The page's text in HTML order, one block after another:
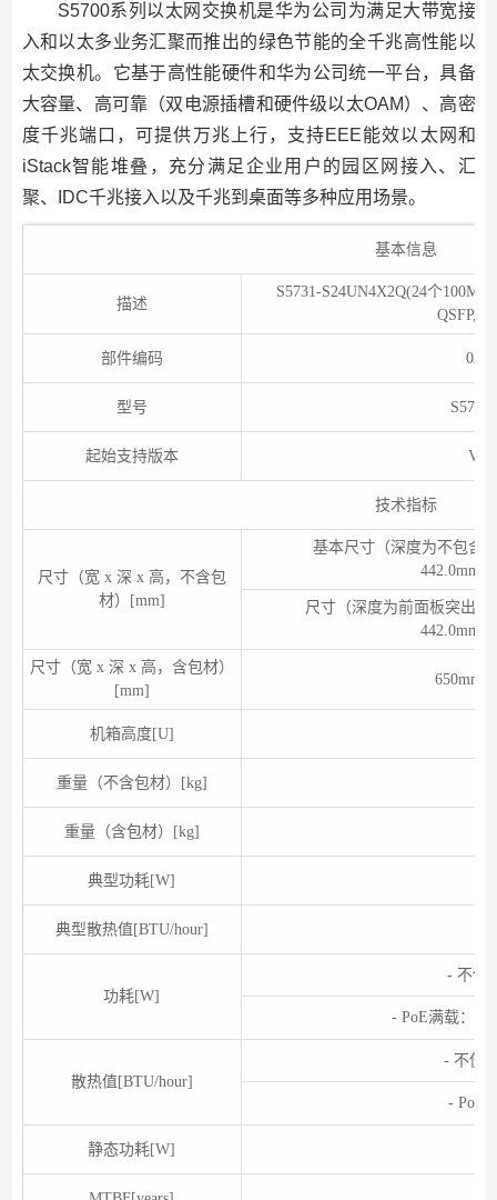
S5700系列以太网交换机是华为公司为满足大带宽接
入和以太多业务汇聚而推出的绿色节能的全千兆高性能以
太交换机。它基于高性能硬件和华为公司统一平台，具备
大容量、高可靠（双电源插槽和硬件级以太OAM）、高密
度千兆端口，可提供万兆上行，支持EEE能效以太网和
iStack智能堆叠，充分满足企业用户的园区网接入、汇
聚、IDC千兆接入以及千兆到桌面等多种应用场景。
基本信息
描述
S5731-S24UN4X2Q(24个100M/
部件编码
型号
起始支持版本
技术指标
尺寸（宽 x 深 x 高，不含包
材）[mm]
基本尺寸（深度为不包含
尺寸（深度为前面板突出
尺寸（宽 x 深 x 高，含包材）
[mm]
机箱高度[U]
重量（不含包材）[kg]
重量（含包材）[kg]
典型功耗[W]
典型散热值[BTU/hour]
功耗[W]
- 不使
- PoE满载：
散热值[BTU/hour]
- 不使
- PoE
静态功耗[W]